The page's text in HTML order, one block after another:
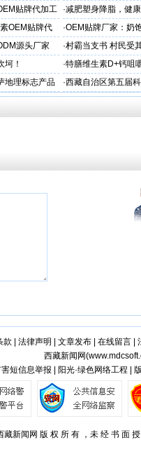
牌加工
贴牌代加工
·减肥塑身降脂，健
服务商
OEM贴牌代
·OEM贴牌厂家：奶
一步！
源头厂家 ·村霸当支书 村民受
坷！ ·特膳维生素D+钙咀
衡营养
地理标志产品 ·西藏自治区第五届
款 法律声明 文章发布| 在线留言|
西藏新闻网(
短信息举报 | 阳光·绿色网络工程 |
藏新闻网 版 权 所 有 ，未 经 书 面